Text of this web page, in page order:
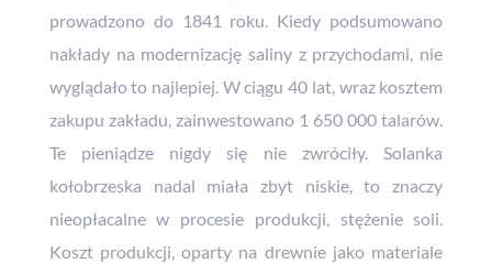
prowadzono do 1841 roku. Kiedy podsumowano
nakłady na modernizację saliny z przychodami, nie
wyglądało to najlepiej. W ciągu 40 lat, wraz kosztem
zakupu zakładu, zainwestowano 1 650 000 talarów.
Te pieniądze nigdy się nie zwróciły. Solanka
kołobrzeska nadal miała zbyt niskie, to znaczy
nieopłacalne w procesie produkcji, stężenie soli.
Koszt produkcji, oparty na drewnie jako materiale